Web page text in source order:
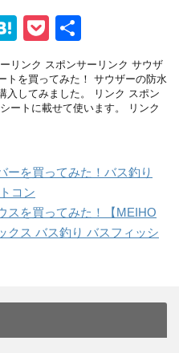
H
at
e
n
P
o
ck
et
有
リンク スポンサーリンク サウザ
トを買ってみた！ サウザーの防水
入してみました。 リンク スポン
ートに載せて使います。 リンク
ーを買ってみた！バス釣り
コン
スを買ってみた！【MEIHO
クス バス釣り バスフィッシ